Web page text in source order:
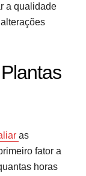
a qualidade
as
fator a
horas